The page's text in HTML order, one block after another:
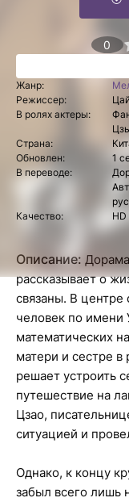
0
4 5
Жанр:
Режиссер:
В ролях актеры:
Страна:
Обновлен:
1
В переводе:
Качество:
Описание:
рассказывает о
связаны. В центре
человек по
математических
матери и сестре
решает устроить
путешествие на
Цзао,
ситуацией и
Однако, к концу
забыл всего лишь